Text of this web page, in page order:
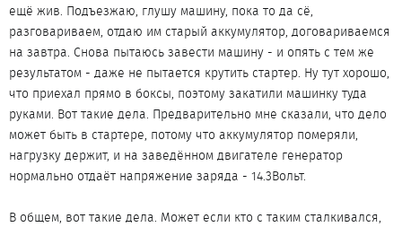
ещё жив. Подъезжаю, глушу машину, пока то да сё,
разговариваем, отдаю им старый аккумулятор, договариваемся
на завтра. Снова пытаюсь завести машину - и опять с тем же
результатом - даже не пытается крутить стартер. Ну тут хорошо,
что приехал прямо в боксы, поэтому закатили машинку туда
руками. Вот такие дела. Предварительно мне сказали, что дело
может быть в стартере, потому что аккумулятор померяли,
нагрузку держит, и на заведённом двигателе генератор
нормально отдаёт напряжение заряда - 14.3Вольт.
В общем, вот такие дела. Может если кто с таким сталкивался,